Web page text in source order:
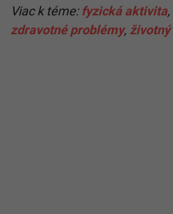
Viac k téme: fyzická aktivita,
zdravotné problémy,